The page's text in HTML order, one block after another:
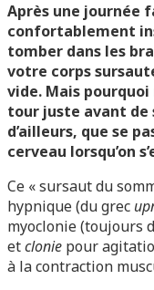
Après une journée
confortablement
tomber dans les
votre corps
vide. Mais
tour juste avant de
d’ailleurs, que se
cerveau lorsqu’on
Ce « sursaut du
hypnique (du grec
myoclonie (toujours
etclonie pour
à la contraction